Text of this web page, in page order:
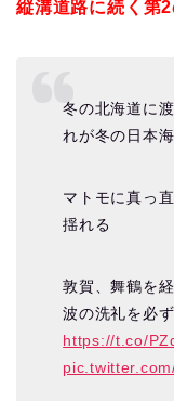
縦溝道路に続く第
冬の北海道に
れが冬の日本
マトモに真っ
揺れる
敦賀、舞鶴を
波の洗礼を必
https://t.co/